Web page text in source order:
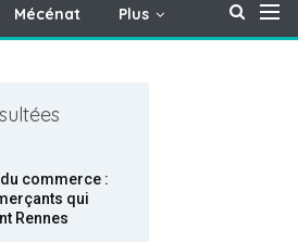
Mécénat Plus
commerce :
qui
Rennes